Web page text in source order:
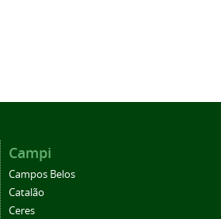
Campi
Campos Belos
Catalão
Ceres